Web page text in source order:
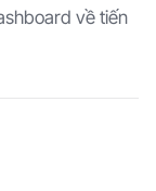
về tiến